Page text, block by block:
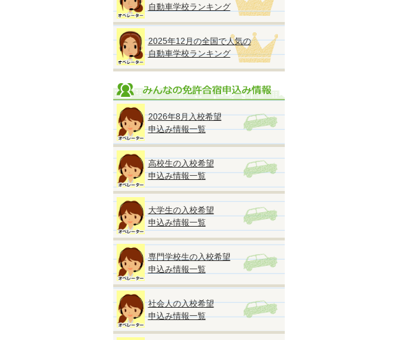
自動車学校ランキング
2025年12月の全国で人気の
自動車学校ランキング
2026年8月入校希望
申込み情報一覧
高校生の入校希望
申込み情報一覧
大学生の入校希望
申込み情報一覧
専門学校生の入校希望
申込み情報一覧
社会人の入校希望
申込み情報一覧